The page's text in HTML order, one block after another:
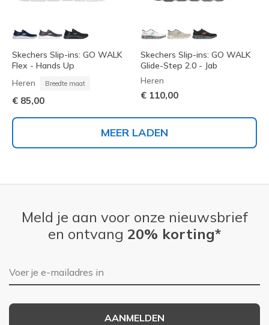
Skechers Slip-ins: GO WALK
Flex - Hands Up
Heren Breedte maat
€ 85,00
Skechers Slip-ins: GO WALK
Glide-Step 2.0 - Jab
Heren
€ 110,00
MEER LADEN
Meld je aan voor onze nieuwsbrief
en ontvang 20% korting*
E-mailadres
AANMELDEN